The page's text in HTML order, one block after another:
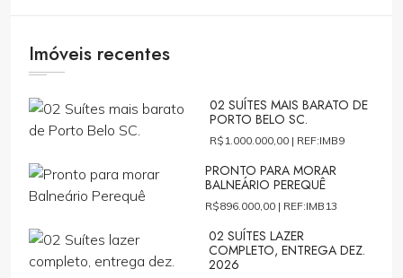
Imóveis recentes
02 SUÍTES MAIS BARATO DE
PORTO BELO SC.
R$1.000.000,00 | REF:IMB9
PRONTO PARA MORAR
BALNEÁRIO PEREQUÊ
R$896.000,00 | REF:IMB13
02 SUÍTES LAZER
COMPLETO, ENTREGA DEZ.
2026